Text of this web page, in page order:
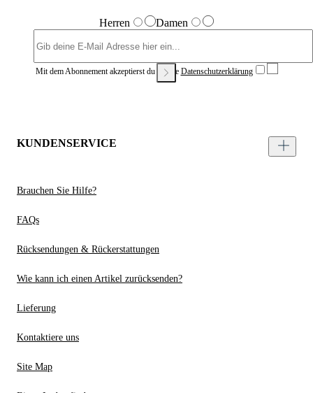
Herren Damen
Mit dem Abonnement akzeptierst du unsere Datenschutzerklärung
KUNDENSERVICE
Brauchen Sie Hilfe?
FAQs
Rücksendungen & Rückerstattungen
Wie kann ich einen Artikel zurücksenden?
Lieferung
Kontaktiere uns
Site Map